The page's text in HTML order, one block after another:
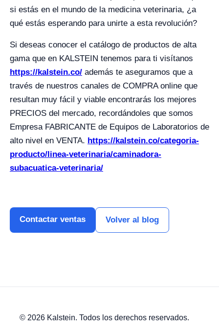
si estás en el mundo de la medicina veterinaria, ¿a
qué estás esperando para unirte a esta revolución?
Si deseas conocer el catálogo de productos de alta
gama que en KALSTEIN tenemos para ti visítanos
https://kalstein.co/ además te aseguramos que a
través de nuestros canales de COMPRA online que
resultan muy fácil y viable encontrarás los mejores
PRECIOS del mercado, recordándoles que somos
Empresa FABRICANTE de Equipos de Laboratorios de
alto nivel en VENTA. https://kalstein.co/categoria-
producto/linea-veterinaria/caminadora-
subacuatica-veterinaria/
Contactar ventas Volver al blog
© 2026 Kalstein. Todos los derechos reservados.